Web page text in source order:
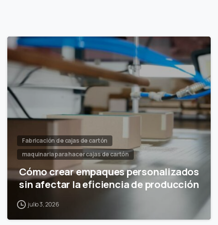
Fabricación de cajas de cartón
maquinaria para hacer cajas de cartón
Cómo crear empaques personalizados
sin afectar la eficiencia de producción
julio 3, 2026